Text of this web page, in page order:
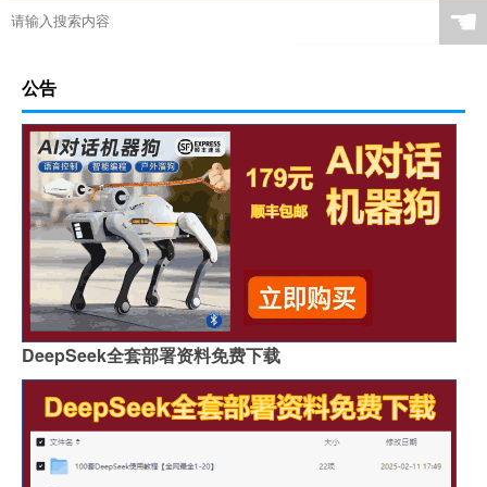
☚
公告
DeepSeek全套部署资料免费下载